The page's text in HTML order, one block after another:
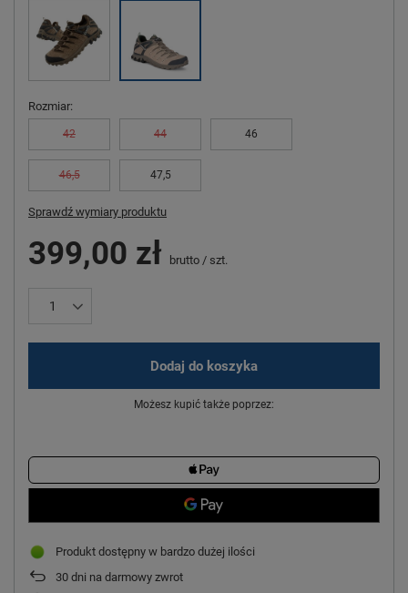
Rozmiar
42 44 46
46,5 47,5
Sprawdź wymiary produktu
399,00 zł brutto / szt.
Dodaj do koszyka
Możesz kupić także poprzez:
Produkt dostępny w bardzo dużej ilości
30 dni na darmowy zwrot